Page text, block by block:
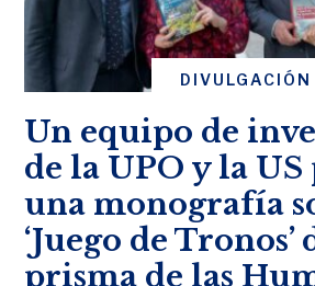
DIVULGACIÓN
Un equipo de
de la UPO y la US
una monografía
‘Juego de Tronos’
prisma de las